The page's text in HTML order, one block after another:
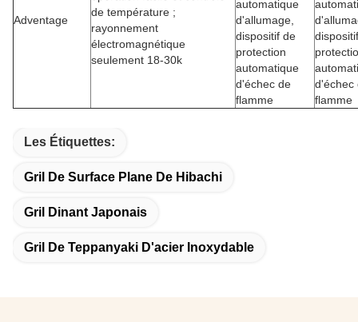
Adventage
de température ;
rayonnement
électromagnétique
seulement 18-30k
automatique
d'allumage,
dispositif de
protection
automatique
d'échec de
flamme
d'échec
flamme
Les Étiquettes:
Gril De Surface Plane De Hibachi
Gril Dinant Japonais
Gril De Teppanyaki D'acier Inoxydable